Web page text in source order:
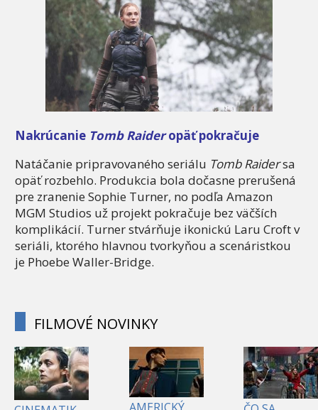
Nakrúcanie Tomb Raideropäť pokračuje
Natáčanie pripravovaného seriálu Tomb Raidersa
opäť rozbehlo. Produkcia bola dočasne prerušená
pre zranenie Sophie Turner, no podľa Amazon
MGM Studios už projekt pokračuje bez väčších
komplikácií. Turner stvárňuje ikonickú Laru Croft v
seriáli, ktorého hlavnou tvorkyňou a scenáristkou
je Phoebe Waller-Bridge.
FILMOVÉ NOVINKY